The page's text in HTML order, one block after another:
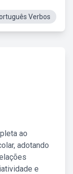
Verbos
ao
adotando
e